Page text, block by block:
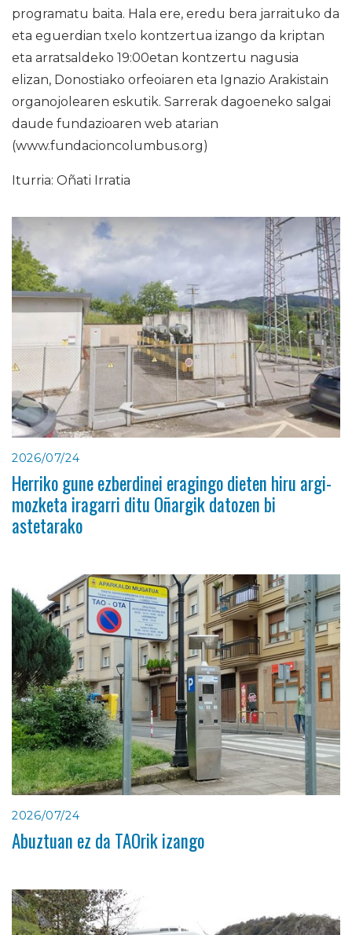
programatu baita. Hala ere, eredu bera jarraituko da
eta eguerdian txelo kontzertua izango da kriptan
eta arratsaldeko 19:00etan kontzertu nagusia
elizan, Donostiako orfeoiaren eta Ignazio Arakistain
organojolearen eskutik. Sarrerak dagoeneko salgai
daude fundazioaren web atarian
(www.fundacioncolumbus.org)
Iturria: Oñati Irratia
2026/07/24
Herriko gune ezberdinei eragingo dieten hiru argi-
mozketa iragarri ditu Oñargik datozen bi
astetarako
2026/07/24
Abuztuan ez da TAOrik izango